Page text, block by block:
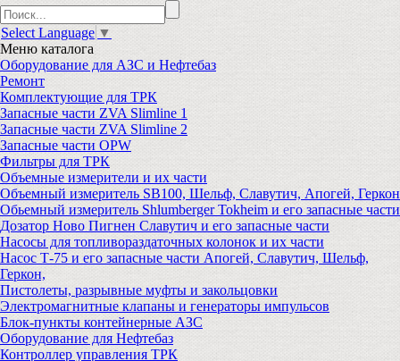
Select Language ▼
Меню каталога
Оборудование для АЗС и Нефтебаз
Ремонт
Комплектующие для ТРК
Запасные части ZVA Slimline 1
Запасные части ZVA Slimline 2
Запасные части OPW
Фильтры для ТРК
Объемные измерители и их части
Объемный измеритель SB100, Шельф, Славутич, Апогей, Геркон
Обьемный измеритель Shlumberger Tokheim и его запасные части
Дозатор Ново Пигнен Славутич и его запасные части
Насосы для топливораздаточных колонок и их части
Насос Т-75 и его запасные части Апогей, Славутич, Шельф,
Геркон,
Пистолеты, разрывные муфты и закольцовки
Электромагнитные клапаны и генераторы импульсов
Блок-пункты контейнерные АЗС
Оборудование для Нефтебаз
Контроллер управления ТРК